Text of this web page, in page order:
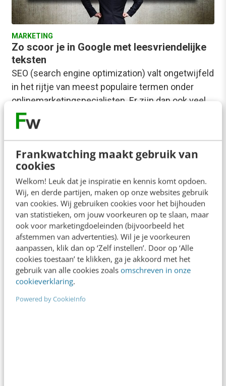
Frankwatching maakt gebruik van
cookies
Welkom! Leuk dat je inspiratie en kennis komt opdoen.
Wij, en derde partijen, maken op onze websites gebruik
van cookies. Wij gebruiken cookies voor het bijhouden
van statistieken, om jouw voorkeuren op te slaan, maar
ook voor marketingdoeleinden (bijvoorbeeld het
afstemmen van advertenties). Wil je je voorkeuren
aanpassen, klik dan op ‘Zelf instellen’. Door op ‘Alle
cookies toestaan’ te klikken, ga je akkoord met het
gebruik van alle cookies zoals omschreven in onze
cookieverklaring.
Powered by CookieInfo
MARKETING
Zo scoor je in Google met leesvriendelijke
teksten
SEO (search engine optimization) valt ongetwijfeld
in het rijtje van meest populaire termen onder
onlinemarketingspecialisten. Er zijn dan ook veel
boeken over…
CONTENT & COMMUNICATIE
prikkelend en spannend